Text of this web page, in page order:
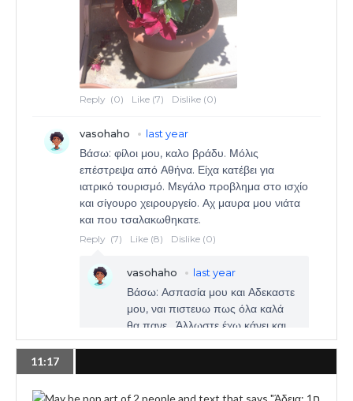
11:17